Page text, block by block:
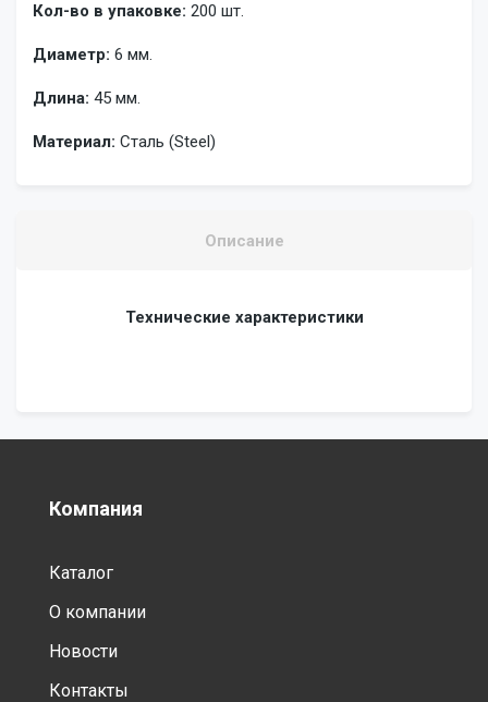
Кол-во в упаковке: 200 шт.
Диаметр: 6 мм.
Длина: 45 мм.
Материал: Сталь (Steel)
Описание
Технические характеристики
Компания
Каталог
О компании
Новости
Контакты